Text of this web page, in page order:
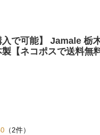
入で可能】 Jamale 栃
【ネコポスで送料無
（2件）